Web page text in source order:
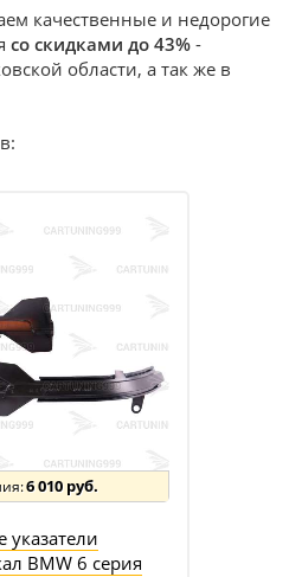
качественные и недорогие
со скидками до 43% -
области, а так же в
6 010 руб.
BMW 6 серия